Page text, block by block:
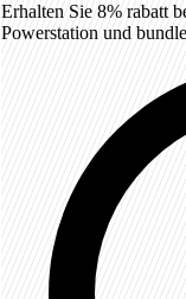
Erhalten Sie 8% rabatt
Powerstation und